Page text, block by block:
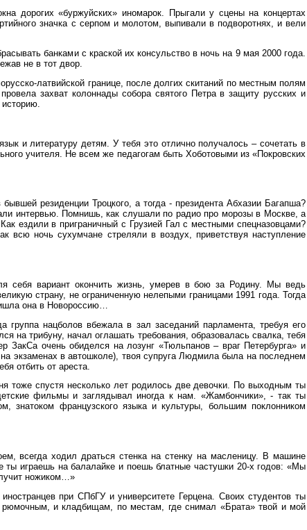
дорогих «буржуйских» иномарок. Прыгали у сцены на концертах
значка с серпом и молотом, выпивали в подворотнях, и вели
банками с краской их консульство в ночь на 9 мая 2000 года.
не в тот двор.
латвийской границе, после долгих скитаний по местным полям
захват колоннады собора святого Петра в защиту русских и
и литературу детям. У тебя это отлично получалось – сочетать в
учителя. Не всем же педагогам быть Хоботовыми из «Покровских
резиденции Троцкого, а тогда - президента Абхазии Багапша?
интервью. Помнишь, как слушали по радио про морозы в Москве, а
ездили в приграничный с Грузией Гал с местными спецназовцами?
всю ночь сухумчане стреляли в воздух, приветствуя наступление
себя вариант окончить жизнь, умерев в бою за Родину. Мы ведь
страну, не ограниченную нелепыми границами 1991 года. Тогда
она в Новороссию…
группа нацболов вбежала в зал заседаний парламента, требуя его
на трибуну, начал оглашать требования, образовалась свалка, тебя
ЗакСа очень обиделся на лозунг «Тюльпанов – враг Петербурга» и
экзаменах в автошколе), твоя супруга Людмила была на последнем
отбить от ареста.
тоже спустя несколько лет родилось две девочки. По выходным ты
фильмы и заглядывал иногда к нам. «Жамбончики», - так ты
французского языка и культуры, большим поклонником
всегда ходил драться стенка на стенку на масленицу. В машине
ты играешь на балалайке и поешь блатные частушки 20-х годов: «Мы
ножиком…»
при СПбГУ и университете Герцена. Своих студентов ты
и кладбищам, по местам, где снимал «Брата» твой и мой